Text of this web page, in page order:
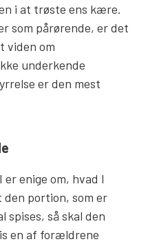
i at trøste ens kære.
som pårørende, er det
viden om
underkende
er den mest
enige om, hvad I
portion, som er
så skal den
en af forældrene